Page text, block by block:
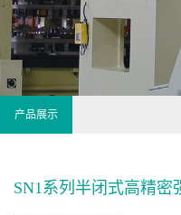
产品展示
SN1系列半闭式高精密